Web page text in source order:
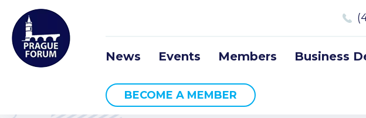
News Events Members Business
BECOME A MEMBER